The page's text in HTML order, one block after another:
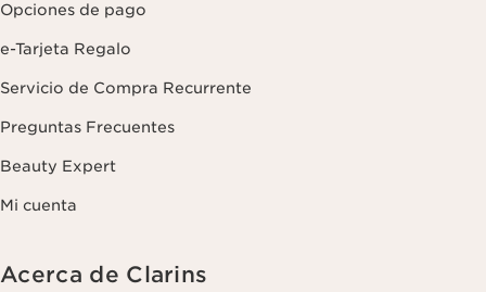
Opciones de pago
e-Tarjeta Regalo
Servicio de Compra Recurrente
Preguntas Frecuentes
Beauty Expert
Mi cuenta
Acerca de Clarins